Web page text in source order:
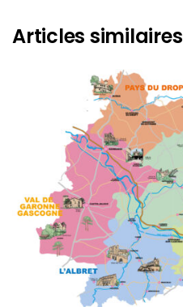
Articles similaires